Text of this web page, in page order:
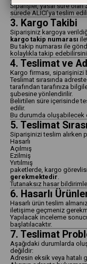
Siparişler, yasal süre olan
sürede ALICI’ya teslim
3. Kargo Takibi
Siparişiniz kargoya
kargo takip numarası
Bu takip numarası ile
kolaylıkla takip
4. Teslimat ve
Kargo firması, siparişinizi
Teslimat sırasında
tarafından tarafınıza
şubesine yönlendirilir.
Belirtilen süre içerisinde
edilir.
Bu durumda oluşabilecek
5. Teslimat
Siparişinizi teslim alırken
Hasarlı
Açılmış
Ezilmiş
Yırtılmış
paketlerde, kargo
gerekmektedir
Tutanaksız hasar
6. Hasarlı
Hasarlı ürün teslim
iletişime geçmeniz
Yapılacak inceleme
başlatılacaktır.
7. Teslimat
Aşağıdaki durumlarda
değildir:
Adresin eksik veya hatalı